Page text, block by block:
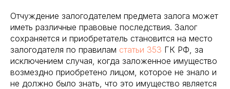
Отчуждение залогодателем предмета залога может
иметь различные правовые последствия. Залог
сохраняется и приобретатель становится на место
залогодателя по правилам статьи 353 ГК РФ, за
исключением случая, когда заложенное имущество
возмездно приобретено лицом, которое не знало и
не должно было знать, что это имущество является